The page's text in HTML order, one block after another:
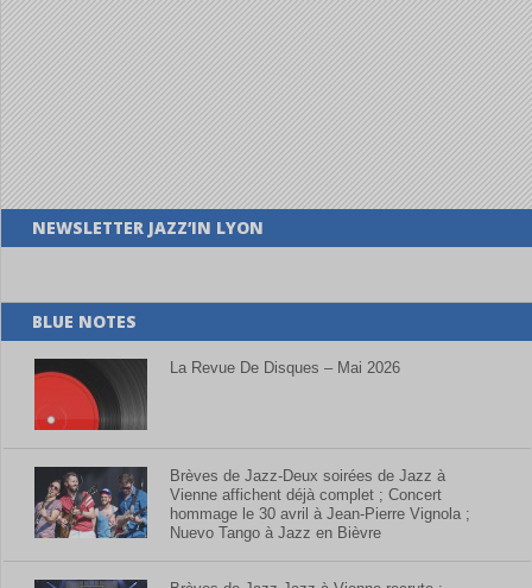
NEWSLETTER JAZZ’IN LYON
BLUE NOTES
La Revue De Disques – Mai 2026
Brèves de Jazz-Deux soirées de Jazz à
Vienne affichent déjà complet ; Concert
hommage le 30 avril à Jean-Pierre Vignola ;
Nuevo Tango à Jazz en Bièvre